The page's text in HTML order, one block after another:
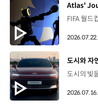
[동영상]
2026.07.22.
[동영상]
2026.07.16.